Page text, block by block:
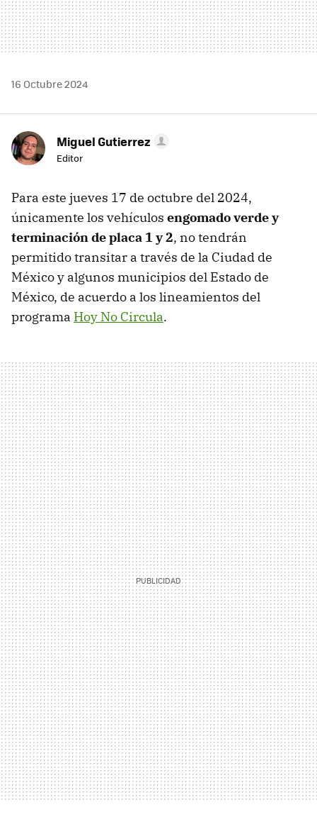
16 Octubre 2024
Miguel Gutierrez
Editor
Para este jueves 17 de octubre del 2024,
únicamente los vehículos engomado verde y
terminación de placa 1 y 2, no tendrán
permitido transitar a través de la Ciudad de
México y algunos municipios del Estado de
México, de acuerdo a los lineamientos del
programa Hoy No Circula.